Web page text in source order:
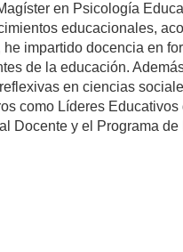
en Psicología
educacionales,
impartido docencia en
de la educación.
en ciencias
como Líderes Educativos
Docente y el Programa